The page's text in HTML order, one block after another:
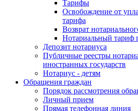
Тарифы
Освобождение от
тарифа
Возврат
Нотариальный
Депозит нотариуса
Публичные реестры
иностранных государств
Нотариус - детям
Обращения граждан
Порядок рассмотрения
Личный прием
Прямая телефонная линия